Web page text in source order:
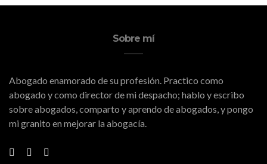
Sobre mí
Abogado enamorado de su profesión. Practico como
abogado y como director de mi despacho; hablo y escribo
sobre abogados, comparto y aprendo de abogados, y pongo
mi granito en mejorar la abogacía.